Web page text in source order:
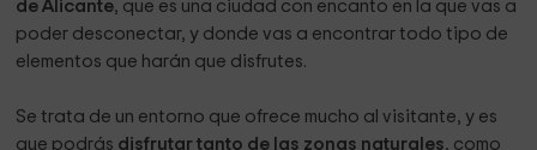
de Alicante, que es una ciudad con encanto en la que vas a
poder desconectar, y donde vas a encontrar todo tipo de
elementos que harán que disfrutes.
Se trata de un entorno que ofrece mucho al visitante, y es
que podrás disfrutar tanto de las zonas naturales, como